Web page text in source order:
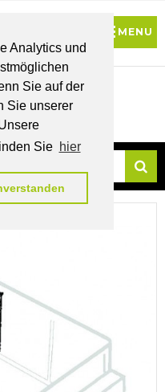
Analytics und
Sie auf der
Sie unserer
Sie hier